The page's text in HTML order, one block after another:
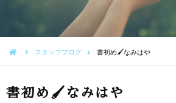
スタッフブログ 書初め🖌なみはや
書初め🖌なみはや